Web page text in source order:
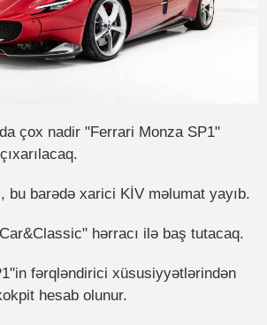
çox nadir "Ferrari Monza SP1"
bu barədə xarici KİV məlumat yayıb.
hərracı ilə baş tutacaq.
fərqləndirici xüsusiyyətlərindən
hesab olunur.